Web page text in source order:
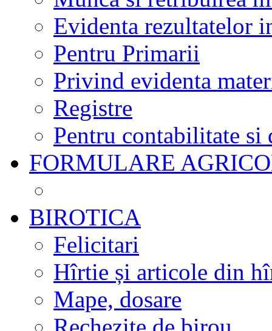
Evidenta rezultatelor
Pentru Primarii
Privind evidenta
Registre
Pentru contabilitate si
FORMULARE
BIROTICA
Felicitari
Hîrtie și articole din
Mape, dosare